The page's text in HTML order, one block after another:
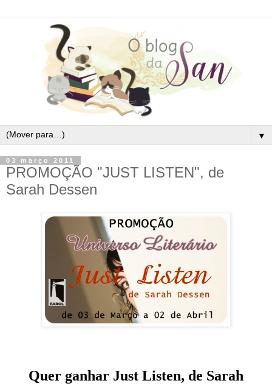
▼
03 março 2011
PROMOÇÃO "JUST LISTEN", de
Sarah Dessen
Quer ganhar Just Listen, de Sarah